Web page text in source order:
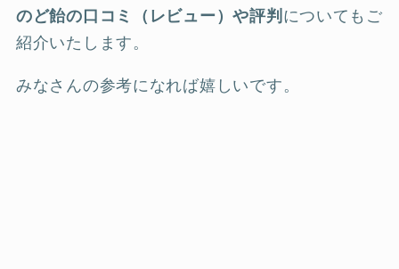
のど飴の口コミ（レビュー）や評判 についてもご
紹介いたします。
みなさんの参考になれば嬉しいです。